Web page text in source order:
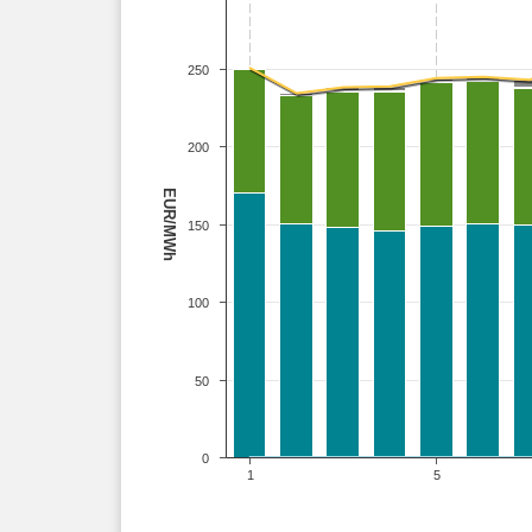
EUR/MWh
1 5
0
50
100
150
200
250